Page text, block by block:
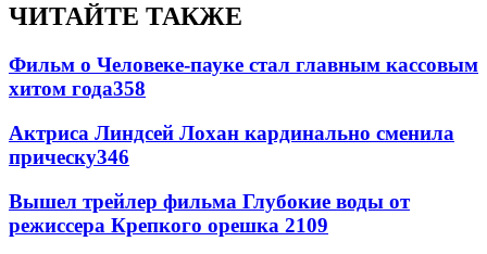
ЧИТАЙТЕ ТАКЖЕ
Фильм о Человеке-пауке стал главным кассовым
хитом года358
Актриса Линдсей Лохан кардинально сменила
прическу346
Вышел трейлер фильма Глубокие воды от
режиссера Крепкого орешка 2109